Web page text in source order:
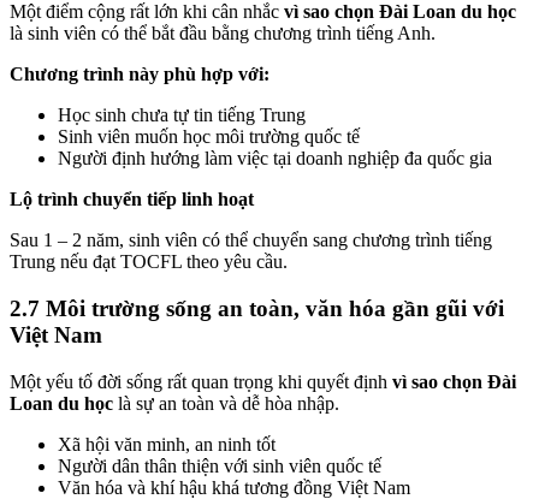
Một điểm cộng rất lớn khi cân nhắc vì sao chọn Đài Loan du học
là sinh viên có thể bắt đầu bằng chương trình tiếng Anh.
Chương trình này phù hợp với:
Học sinh chưa tự tin tiếng Trung
Sinh viên muốn học môi trường quốc tế
Người định hướng làm việc tại doanh nghiệp đa quốc gia
Lộ trình chuyển tiếp linh hoạt
Sau 1 – 2 năm, sinh viên có thể chuyển sang chương trình tiếng
Trung nếu đạt TOCFL theo yêu cầu.
2.7 Môi trường sống an toàn, văn hóa gần gũi với
Việt Nam
Một yếu tố đời sống rất quan trọng khi quyết định vì sao chọn Đài
Loan du học là sự an toàn và dễ hòa nhập.
Xã hội văn minh, an ninh tốt
Người dân thân thiện với sinh viên quốc tế
Văn hóa và khí hậu khá tương đồng Việt Nam